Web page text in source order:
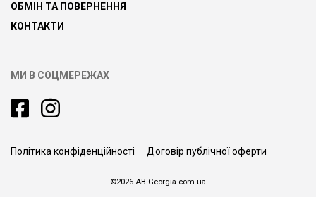
ОБМІН ТА ПОВЕРНЕННЯ
КОНТАКТИ
МИ В СОЦМЕРЕЖАХ
Політика конфіденційності Договір публічної оферти
©2026 AB-Georgia.com.ua